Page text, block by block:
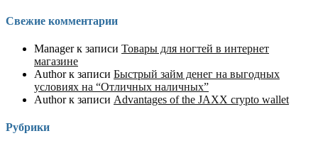
Свежие комментарии
Managerк записи Товары для ногтей в интернет
магазине
Authorк записи Быстрый займ денег на выгодных
условиях на “Отличных наличных”
Authorк записи Advantages of the JAXX crypto wallet
Рубрики